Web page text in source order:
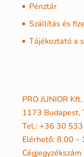
Pénztár
Szállítás és
Tájékoztató a
PRO JUNIOR Kft.
1173 Budapest,
Tel.: +36 30
Elérhető: 8.00 –